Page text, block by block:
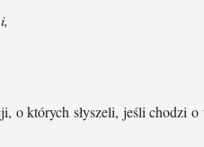
o których słyszeli, jeśli chodzi